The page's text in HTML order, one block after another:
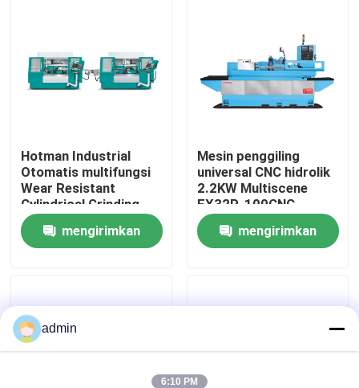
Tur Pabrik
Hubungi Kami
Minta Kutipan
Mesin Penggiling Silinder
Mesin Penggiling Internal
Hotman Industrial
Otomatis multifungsi
Wear Resistant
Cylindrical Grinding
Machine
mengirimkan
Mesin penggiling
universal CNC hidrolik
2.2KW Multiscene
FX32P-100CNC
mengirimkan
admin
6:10 PM